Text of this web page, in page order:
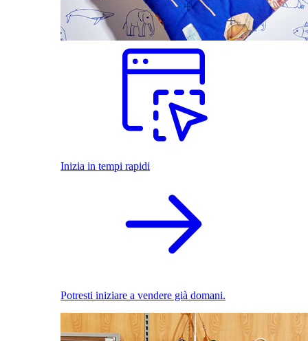
Inizia in tempi rapidi
Potresti iniziare a vendere già domani.